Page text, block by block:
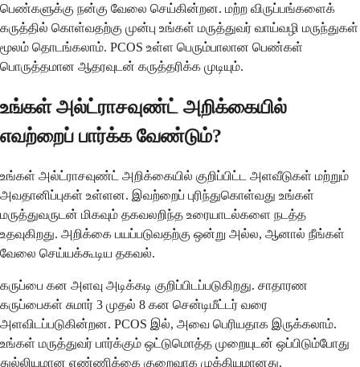
பெண்களுக்கு நன்கு வேலை செய்கின்றன. மற்ற விருப்பங்களைக்
கருத்தில் கொள்வதற்கு முன்பு உங்கள் மருத்துவர் வாய்வழி மருந்துகள்
மூலம் தொடங்கலாம். PCOS உள்ள பெரும்பாலான பெண்கள்
பொருத்தமான ஆதரவுடன் கருத்தரிக்க முடியும்.
உங்கள் அல்ட்ராசவுண்ட் அறிக்கையில்
எவற்றைப் பார்க்க வேண்டும்?
உங்கள் அல்ட்ராசவுண்ட் அறிக்கையில் குறிப்பிட்ட அளவீடுகள் மற்றும்
அவதானிப்புகள் உள்ளன. இவற்றைப் புரிந்துகொள்வது உங்கள்
மருத்துவருடன் மிகவும் தகவலறிந்த உரையாடல்களை நடத்த
உதவுகிறது. அறிக்கை பயப்படுவதற்கு ஒன்று அல்ல, ஆனால் நீங்கள்
வேலை செய்யக்கூடிய தகவல்.
கருப்பை கன அளவு அடிக்கடி குறிப்பிடப்படுகிறது. சாதாரண
கருப்பைகள் சுமார் 3 முதல் 8 கன சென்டிமீட்டர் வரை
அளவிடப்படுகின்றன. PCOS இல், அவை பெரியதாக இருக்கலாம்.
உங்கள் மருத்துவர் பார்க்கும் ஒட்டுமொத்த முறையுடன் ஒப்பிடும்போது
துல்லியமான எண்ணிக்கை குறைவாக முக்கியமானது.